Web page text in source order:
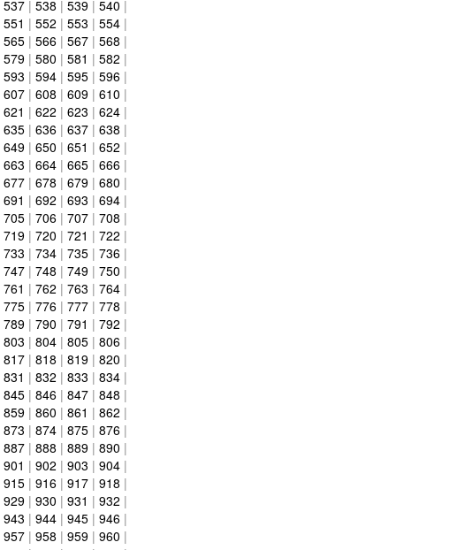
537| 538 | 539| 540 |
551 | 552 | 553 | 554|
565| 566| 567| 568 |
579| 580 | 581 | 582 |
593 | 594| 595| 596|
607| 608 | 609| 610 |
621 | 622 | 623 | 624|
635| 636| 637| 638 |
649| 650 | 651 | 652 |
663 | 664| 665| 666|
677| 678 | 679| 680 |
691 | 692 | 693 | 694|
705| 706| 707| 708 |
719| 720 | 721 | 722 |
733 | 734| 735| 736|
747| 748 | 749| 750 |
761 | 762 | 763 | 764|
775| 776| 777| 778 |
789| 790 | 791 | 792 |
803 | 804| 805| 806|
817| 818 | 819| 820 |
831 | 832 | 833 | 834|
845| 846| 847| 848 |
859| 860 | 861 | 862 |
873 | 874| 875| 876|
887| 888 | 889| 890 |
901 | 902 | 903 | 904|
915| 916| 917| 918 |
929| 930 | 931 | 932 |
943 | 944| 945| 946|
957| 958 | 959| 960 |